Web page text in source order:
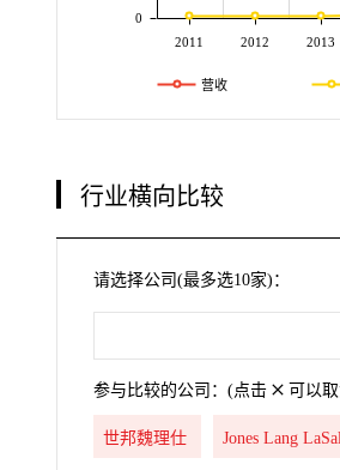
2011 2012 2013
0
营收
行业横向比较
请选择公司(最多选10家)：
参与比较的公司：(点击 可以
世邦魏理仕 Jones Lang